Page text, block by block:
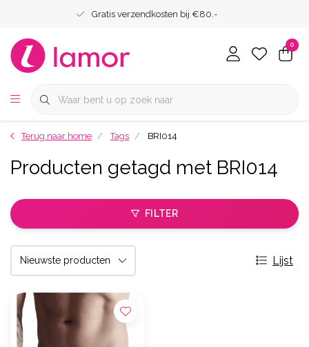
Gratis verzendkosten bij €80.-
0
Terug naar home Tags BRI014
Producten getagd met BRI014
FILTER
Lijst